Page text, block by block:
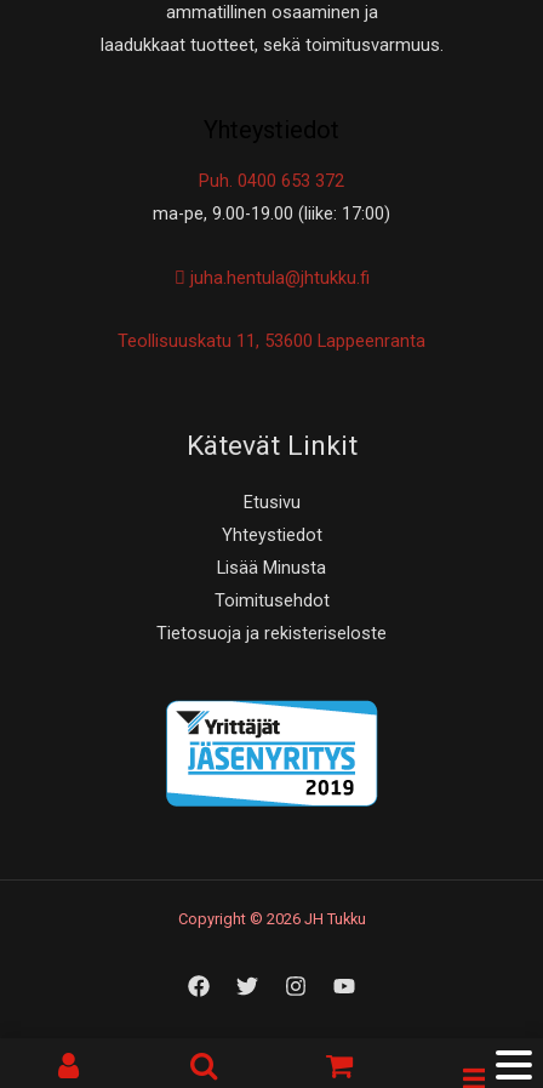
ammatillinen osaaminen ja
laadukkaat tuotteet, sekä toimitusvarmuus.
Puh. 0400 653 372
ma-pe, 9.00-19.00 (liike: 17:00)
juha.hentula@jhtukku.fi
Teollisuuskatu 11, 53600 Lappeenranta
Kätevät Linkit
Etusivu
Yhteystiedot
Lisää Minusta
Toimitusehdot
Tietosuoja ja rekisteriseloste
Copyright © 2026 JH Tukku